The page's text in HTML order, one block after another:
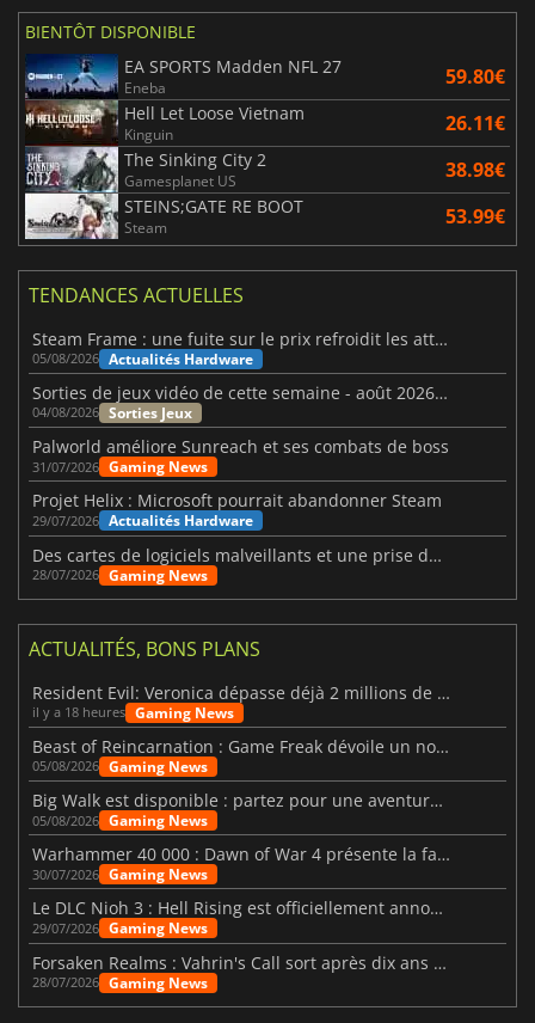
BIENTÔT DISPONIBLE
EA SPORTS Madden NFL 27
Eneba 59.80€
Hell Let Loose Vietnam
Kinguin 26.11€
The Sinking City 2
Gamesplanet US 38.98€
STEINS;GATE RE BOOT
Steam 53.99€
TENDANCES ACTUELLES
Steam Frame : une fuite sur le prix refroidit les attentes VR
05/08/2026 Actualités Hardware
Sorties de jeux vidéo de cette semaine - août 2026 (semaine 32)
04/08/2026 Sorties Jeux
Palworld améliore Sunreach et ses combats de boss
31/07/2026 Gaming News
Projet Helix : Microsoft pourrait abandonner Steam
29/07/2026 Actualités Hardware
Des cartes de logiciels malveillants et une prise de contrôle de Discord ont touché Meccha Chameleon
28/07/2026 Gaming News
ACTUALITÉS, BONS PLANS
Resident Evil: Veronica dépasse déjà 2 millions de wishlists
il y a 18 heures Gaming News
Beast of Reincarnation : Game Freak dévoile un nouveau pari
05/08/2026 Gaming News
Big Walk est disponible : partez pour une aventure entre amis
05/08/2026 Gaming News
Warhammer 40 000 : Dawn of War 4 présente la faction des Nécrons
30/07/2026 Gaming News
Le DLC Nioh 3 : Hell Rising est officiellement annoncé
29/07/2026 Gaming News
Forsaken Realms : Vahrin's Call sort après dix ans de développement
28/07/2026 Gaming News